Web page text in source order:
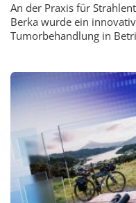
An der Praxis für
Berka wurde ein
Tumorbehandlung in